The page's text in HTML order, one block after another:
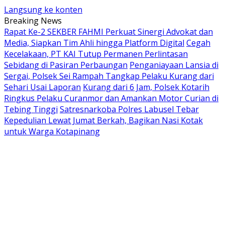
Langsung ke konten
Breaking News
Rapat Ke-2 SEKBER FAHMI Perkuat Sinergi Advokat dan
Media, Siapkan Tim Ahli hingga Platform Digital Cegah
Kecelakaan, PT KAI Tutup Permanen Perlintasan
Sebidang di Pasiran Perbaungan Penganiayaan Lansia di
Sergai, Polsek Sei Rampah Tangkap Pelaku Kurang dari
Sehari Usai Laporan Kurang dari 6 Jam, Polsek Kotarih
Ringkus Pelaku Curanmor dan Amankan Motor Curian di
Tebing Tinggi Satresnarkoba Polres Labusel Tebar
Kepedulian Lewat Jumat Berkah, Bagikan Nasi Kotak
untuk Warga Kotapinang